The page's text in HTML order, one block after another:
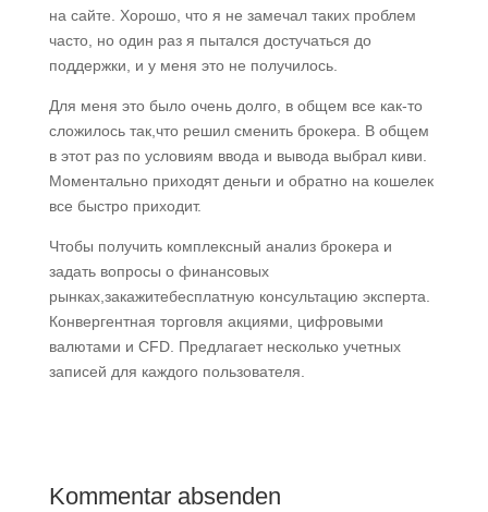
на сайте. Хорошо, что я не замечал таких проблем
часто, но один раз я пытался достучаться до
поддержки, и у меня это не получилось.
Для меня это было очень долго, в общем все как-то
сложилось так,что решил сменить брокера. В общем
в этот раз по условиям ввода и вывода выбрал киви.
Моментально приходят деньги и обратно на кошелек
все быстро приходит.
Чтобы получить комплексный анализ брокера и
задать вопросы о финансовых
рынках,закажитебесплатную консультацию эксперта.
Конвергентная торговля акциями, цифровыми
валютами и CFD. Предлагает несколько учетных
записей для каждого пользователя.
Kommentar absenden